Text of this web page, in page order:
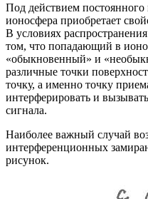
Под действием
ионосфера приобретает
В условиях
том, что попадающий в
«обыкновенный» и
различные точки
точку, а именно точку
интерферировать и
сигнала.
Наиболее важный случай
интерференционных
рисунок.